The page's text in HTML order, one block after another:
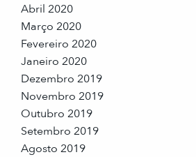
Abril 2020
Março 2020
Fevereiro 2020
Janeiro 2020
Dezembro 2019
Novembro 2019
Outubro 2019
Setembro 2019
Agosto 2019